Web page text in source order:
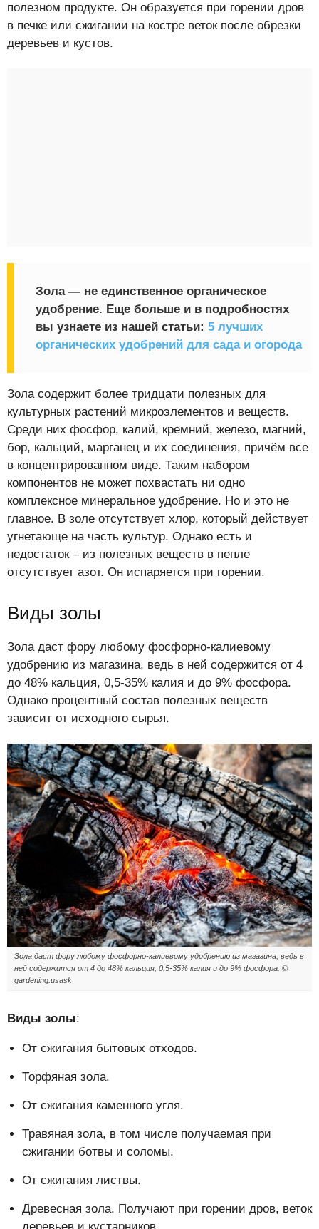
полезном продукте. Он образуется при горении дров
в печке или сжигании на костре веток после обрезки
деревьев и кустов.
Зола — не единственное органическое
удобрение. Еще больше и в подробностях
вы узнаете из нашей статьи: 5 лучших
органических удобрений для сада и огорода
Зола содержит более тридцати полезных для
культурных растений микроэлементов и веществ.
Среди них фосфор, калий, кремний, железо, магний,
бор, кальций, марганец и их соединения, причём все
в концентрированном виде. Таким набором
компонентов не может похвастать ни одно
комплексное минеральное удобрение. Но и это не
главное. В золе отсутствует хлор, который действует
угнетающе на часть культур. Однако есть и
недостаток – из полезных веществ в пепле
отсутствует азот. Он испаряется при горении.
Виды золы
Зола даст фору любому фосфорно-калиевому
удобрению из магазина, ведь в ней содержится от 4
до 48% кальция, 0,5-35% калия и до 9% фосфора.
Однако процентный состав полезных веществ
зависит от исходного сырья.
Зола даст фору любому фосфорно-калиевому удобрению из магазина, ведь в
ней содержится от 4 до 48% кальция, 0,5-35% калия и до 9% фосфора. ©
gardening.usask
Виды золы:
От сжигания бытовых отходов.
Торфяная зола.
От сжигания каменного угля.
Травяная зола, в том числе получаемая при
сжигании ботвы и соломы.
От сжигания листвы.
Древесная зола. Получают при горении дров, веток